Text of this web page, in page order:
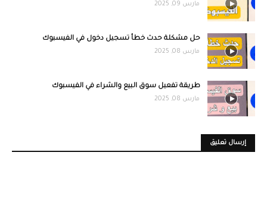
مارس 09, 2025
حل مشكلة حدث خطأ تسجيل دخول في الفيسبوك
مارس 08, 2025
طريقة تفعيل سوق البيع والشراء في الفيسبوك
مارس 08, 2025
إرسال تعليق